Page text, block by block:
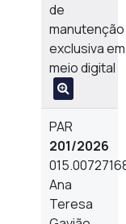
de
manutenção
exclusiva em
meio digital
PAR
201/2026
Ana
Teresa